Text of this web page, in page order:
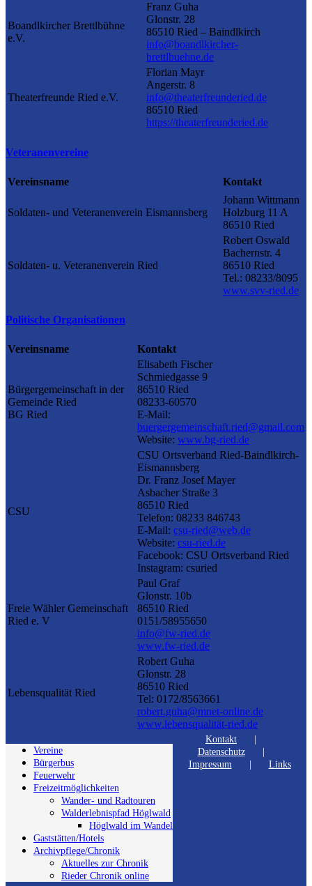
Boandlkircher Brettlbühne
e.V.
Franz Guha
Glonstr. 28
86510 Ried – Baindlkirch
info@boandlkircher-
brettlbuehne.de
Theaterfreunde Ried e.V.
Florian Mayr
Angerstr. 8
info@theaterfreunderied.de
86510 Ried
https://theaterfreunderied.de
Veteranenvereine
Vereinsname Kontakt
Soldaten- und Veteranenverein Eismannsberg
Johann Wittmann
Holzburg 11 A
86510 Ried
Soldaten- u. Veteranenverein Ried
Robert Oswald
Bachernstr. 4
86510 Ried
Tel.: 08233/8095
www.svv-ried.de
Politische Organisationen
Vereinsname Kontakt
Bürgergemeinschaft in der
Gemeinde Ried
BG Ried
Elisabeth Fischer
Schmiedgasse 9
86510 Ried
08233-60570
E-Mail:
buergergemeinschaft.ried@gmail.com
Website: www.bg-ried.de
CSU
CSU Ortsverband Ried-Baindlkirch-
Eismannsberg
Dr. Franz Josef Mayer
Asbacher Straße 3
86510 Ried
Telefon: 08233 846743
E-Mail: csu-ried@web.de
Website: csu-ried.de
Facebook: CSU Ortsverband Ried
Instagram: csuried
Freie Wähler Gemeinschaft
Ried e. V
Paul Graf
Glonstr. 10b
86510 Ried
0151/58955650
info@fw-ried.de
www.fw-ried.de
Lebensqualität Ried
Robert Guha
Glonstr. 28
86510 Ried
Tel: 0172/8563661
robert.guha@mnet-online.de
www.lebensqualität-ried.de
Vereine
Bürgerbus
Feuerwehr
Freizeitmöglichkeiten
Wander- und Radtouren
Walderlebnispfad Höglwald
Höglwald im Wandel
Gaststätten/Hotels
Archivpflege/Chronik
Aktuelles zur Chronik
Rieder Chronik online
Kontakt
Datenschutz
Impressum
Links